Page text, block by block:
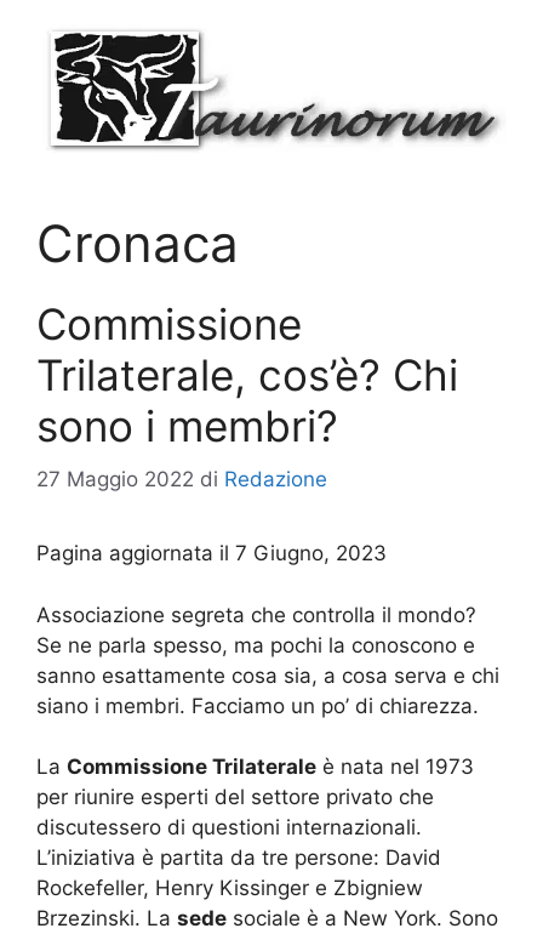
contenuto
Cronaca
Commissione
Trilaterale, cos’è? Chi
sono i membri?
27 Maggio 2022 di Redazione
Pagina aggiornata il 7 Giugno, 2023
Associazione segreta che controlla il mondo?
Se ne parla spesso, ma pochi la conoscono e
sanno esattamente cosa sia, a cosa serva e chi
siano i membri. Facciamo un po’ di chiarezza.
La Commissione Trilaterale è nata nel 1973
per riunire esperti del settore privato che
discutessero di questioni internazionali.
L’iniziativa è partita da tre persone: David
Rockefeller, Henry Kissinger e Zbigniew
Brzezinski. La sede sociale è a New York. Sono